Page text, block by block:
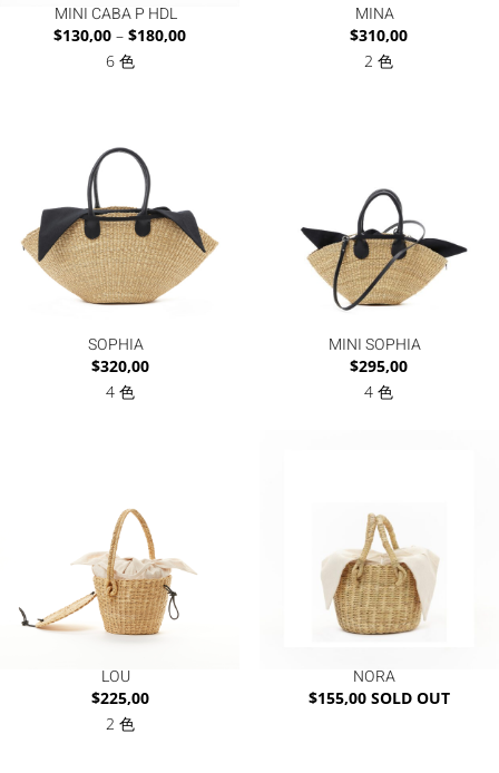
MINI CABA P HDL
$130,00 –$180,00価
6 色
MINA
$310,00
2 色
SOPHIA
$320,00
4 色
MINI SOPHIA
$295,00
4 色
LOU
$225,00
2 色
NORA
$155,00 SOLD OUT